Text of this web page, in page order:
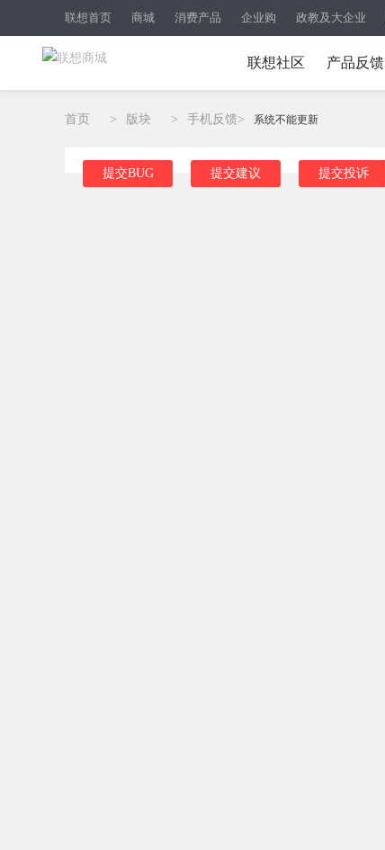
联想首页 商城 消费产品 企业购 政教及大企业
联想社区 产品反馈
首页 > 版块 > 手机反馈> 系统不能更新
提交BUG 提交建议 提交投诉